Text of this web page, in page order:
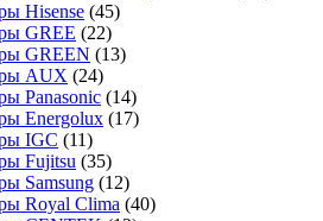
Hisense (45)
GREE (22)
GREEN (13)
AUX (24)
Panasonic (14)
Energolux (17)
IGC (11)
Fujitsu (35)
Samsung (12)
Royal Clima (40)